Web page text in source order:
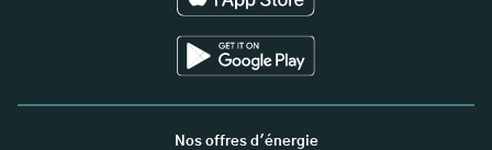
Nos offres d'énergie